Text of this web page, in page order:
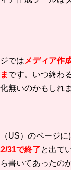
では メディア作
です。いつ終わ
無いのかもしれ
US）のページ
31で終了と出て
書いてあったの